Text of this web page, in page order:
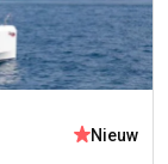
Nieuw